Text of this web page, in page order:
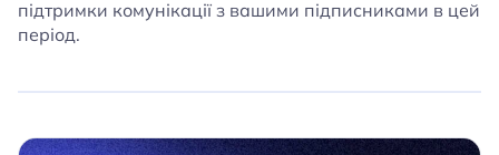
підтримки комунікації з вашими підписниками в цей
період.